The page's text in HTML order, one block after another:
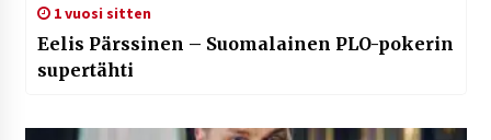
1 vuosi sitten
Eelis Pärssinen – Suomalainen PLO-pokerin
supertähti